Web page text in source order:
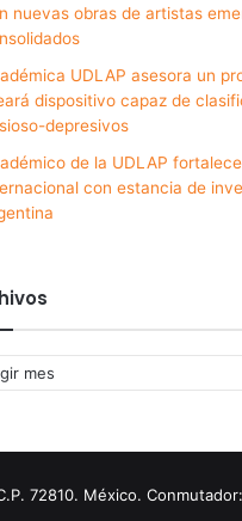
nuevas obras de artistas
UDLAP asesora un
dispositivo capaz de
depresivos
de la UDLAP
con estancia de
72810. México.